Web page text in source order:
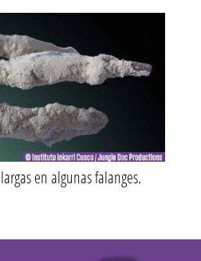
en algunas falanges.